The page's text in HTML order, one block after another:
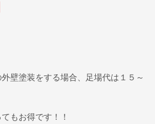
壁塗装をする場合、足場代は１５～
もお得です！！